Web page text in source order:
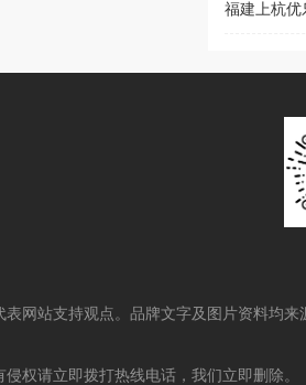
网站支持观点。品牌文字及图片资料均
权请立即拨打热线电话，我们立即删除。